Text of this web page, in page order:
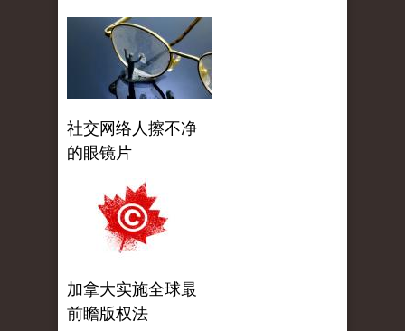
社交网络人擦不净
的眼镜片
加拿大实施全球最
前瞻版权法